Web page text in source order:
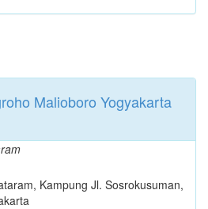
Malioboro Yogyakarta
Kampung Jl. Sosrokusuman,